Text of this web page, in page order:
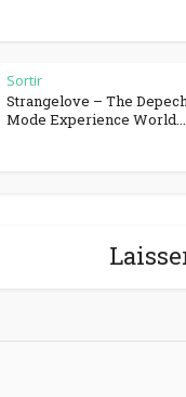
Sortir
Strangelove – The
Mode Experience World...